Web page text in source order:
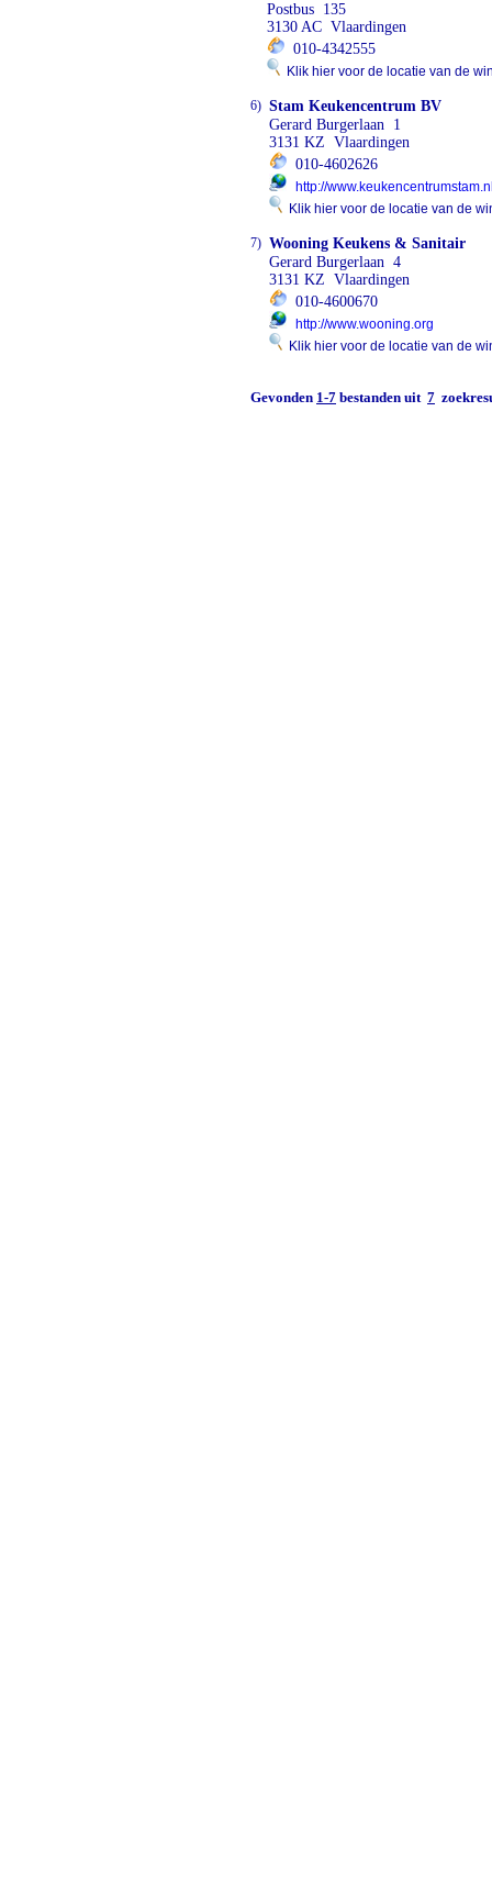
Postbus 135
3130 AC Vlaardingen
010-4342555
Klik hier voor de locatie van de
6) Stam Keukencentrum BV
Gerard Burgerlaan 1
3131 KZ Vlaardingen
010-4602626
http://
Klik hier voor de locatie van de
7) Wooning Keukens & Sanitair
Gerard Burgerlaan 4
3131 KZ Vlaardingen
010-4600670
http://www.wooning.org
Klik hier voor de locatie van de
Gevonden 1-7 bestanden uit 7